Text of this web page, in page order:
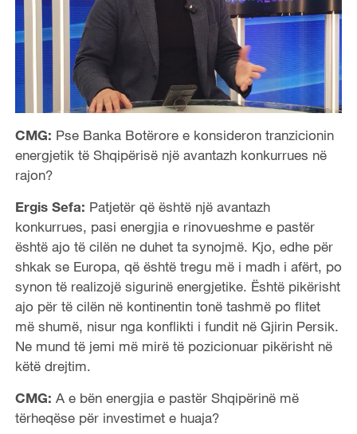
CMG: Pse Banka Botërore e konsideron tranzicionin
energjetik të Shqipërisë një avantazh konkurrues në
rajon?
Ergis Sefa: Patjetër që është një avantazh
konkurrues, pasi energjia e rinovueshme e pastër
është ajo të cilën ne duhet ta synojmë. Kjo, edhe për
shkak se Europa, që është tregu më i madh i afërt, po
synon të realizojë sigurinë energjetike. Është pikërisht
ajo për të cilën në kontinentin tonë tashmë po flitet
më shumë, nisur nga konflikti i fundit në Gjirin Persik.
Ne mund të jemi më mirë të pozicionuar pikërisht në
këtë drejtim.
CMG: A e bën energjia e pastër Shqipërinë më
tërheqëse për investimet e huaja?